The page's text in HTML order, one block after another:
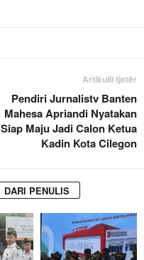
Artikulli tjetër
Pendiri Jurnalistv Banten
Mahesa Apriandi Nyatakan
Siap Maju Jadi Calon Ketua
Kadin Kota Cilegon
DARI PENULIS